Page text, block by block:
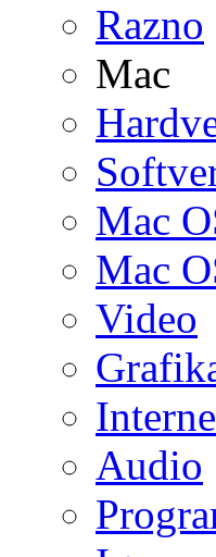
Razno
Mac
Mac
Mac
Video
Audio